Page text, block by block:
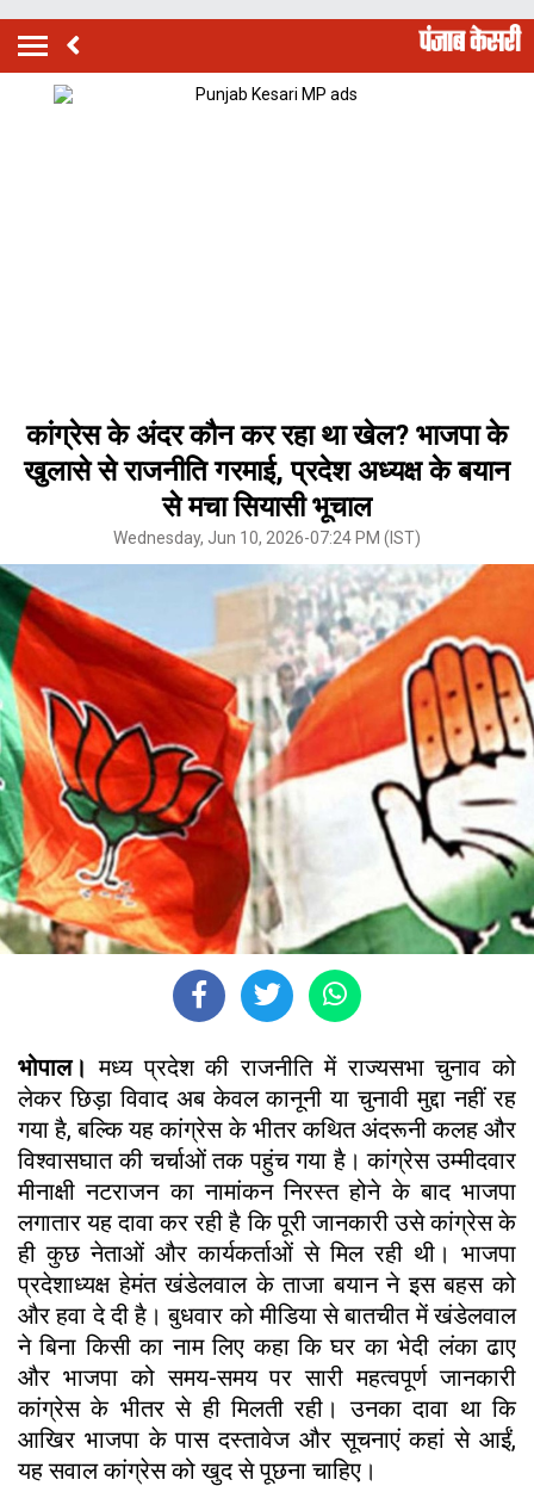
कांग्रेस के अंदर कौन कर रहा था खेल? भाजपा के
खुलासे से राजनीति गरमाई, प्रदेश अध्यक्ष के बयान
से मचा सियासी भूचाल
Wednesday, Jun 10, 2026-07:24 PM (IST)
भोपाल। मध्य प्रदेश की राजनीति में राज्यसभा चुनाव को
लेकर छिड़ा विवाद अब केवल कानूनी या चुनावी मुद्दा नहीं रह
गया है, बल्कि यह कांग्रेस के भीतर कथित अंदरूनी कलह और
विश्वासघात की चर्चाओं तक पहुंच गया है। कांग्रेस उम्मीदवार
मीनाक्षी नटराजन का नामांकन निरस्त होने के बाद भाजपा
लगातार यह दावा कर रही है कि पूरी जानकारी उसे कांग्रेस के
ही कुछ नेताओं और कार्यकर्ताओं से मिल रही थी। भाजपा
प्रदेशाध्यक्ष हेमंत खंडेलवाल के ताजा बयान ने इस बहस को
और हवा दे दी है। बुधवार को मीडिया से बातचीत में खंडेलवाल
ने बिना किसी का नाम लिए कहा कि घर का भेदी लंका ढाए
और भाजपा को समय-समय पर सारी महत्वपूर्ण जानकारी
कांग्रेस के भीतर से ही मिलती रही। उनका दावा था कि
आखिर भाजपा के पास दस्तावेज और सूचनाएं कहां से आईं,
यह सवाल कांग्रेस को खुद से पूछना चाहिए।